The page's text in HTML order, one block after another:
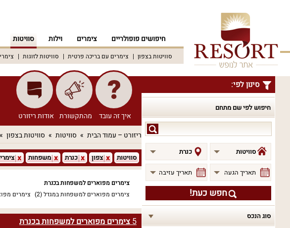
חיפושים פופולריים צימרים וילות סוויטות
סוויטות בצפון צימרים עם בריכה פרטית סוויטות לזוגות
סינון לפי:
חיפוש לפי שם מתחם
לפי
שם
מתחם
סוויטות כנרת
תאריך הגעה תאריך עזיבה
חפש כעת!
סוג הנכס
איך זה עובד מהתקשורת אודות ריזורט
ריזורט – עמוד הבית סוויטות סוויטות בצפון
סוויטות צפון כנרת משפחות
צימרים מפוארים למשפחות בכנרת
צימרים מפוארים למשפחות במגדל(2) צימרים
5צימרים מפוארים למשפחות בכנרת